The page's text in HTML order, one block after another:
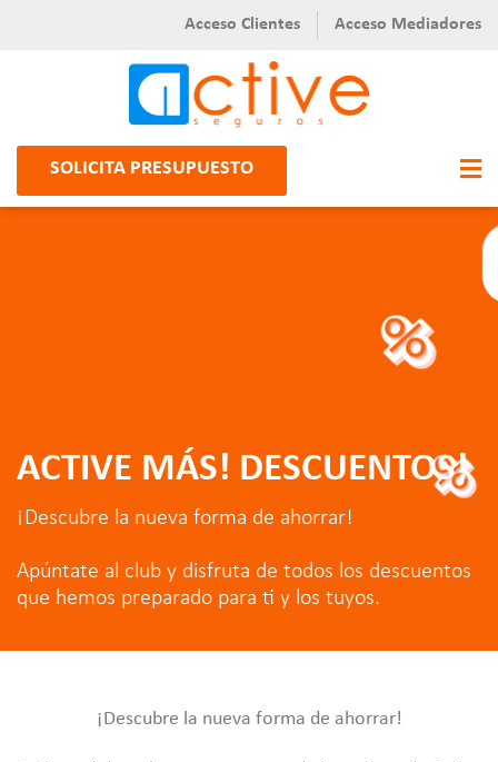
Acceso Clientes Acceso Mediadores
SOLICITA PRESUPUESTO
ACTIVE MÁS! DESCUENTOS!
¡Descubre la nueva forma de ahorrar!
Apúntate al club y disfruta de todos los descuentos
que hemos preparado para ti y los tuyos.
¡Descubre la nueva forma de ahorrar!